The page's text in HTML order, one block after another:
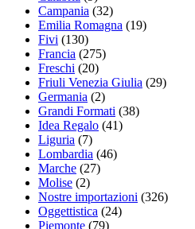
Campania (32)
Emilia Romagna (19)
Fivi (130)
Francia (275)
Freschi (20)
Friuli Venezia Giulia (29)
Germania (2)
Grandi Formati (38)
Idea Regalo (41)
Liguria (7)
Lombardia (46)
Marche (27)
Molise (2)
Nostre importazioni (326)
Oggettistica (24)
Piemonte (79)